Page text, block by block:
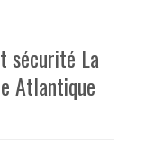
sécurité La
Atlantique